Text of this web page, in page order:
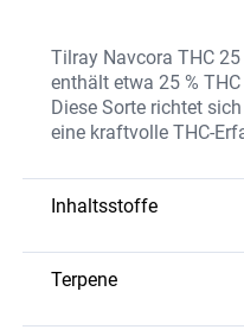
Tilray Navcora THC
enthält etwa 25 %
Diese Sorte richtet
eine kraftvolle THC-
Inhaltsstoffe
Die Sorte enthält eine
sowie eine natürliche
Effekte unterstützen.
Terpene
Caryophyllen –